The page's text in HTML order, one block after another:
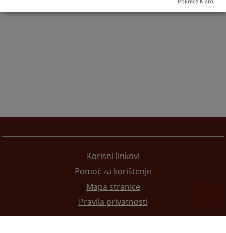
Korisni linkovi
Pomoć za korištenje
Mapa stranice
Pravila privatnosti